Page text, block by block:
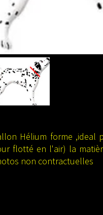
Hélium forme
flotté en l'air) la
non contractuelles